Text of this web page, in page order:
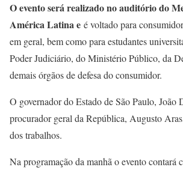
O evento será realizado no auditório do
América Latina e é voltado para
em geral, bem como para estudantes
Poder Judiciário, do Ministério Público, da
demais órgãos de defesa do consumidor.
O governador do Estado de São Paulo, João
procurador geral da República, Augusto
dos trabalhos.
Na programação da manhã o evento contará